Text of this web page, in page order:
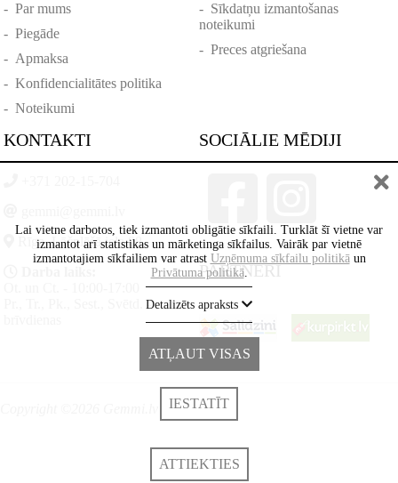
-Par mums
-Piegāde
- Apmaksa
-Konfidencialitātes politika
-Noteikumi
- Sīkdatņu izmantošanas
noteikumi
- Preces atgriešana
KONTAKTI
Rīga, Lāčplēšā iela 88
Pr., Tr., Pk., Sest., Svētd. -
SOCIĀLIE MĒDIJI
PARTNERI
Lai vietne darbotos, tiek izmantoti obligātie sīkfaili. Turklāt šī vietne var
izmantot arī statistikas un mārketinga sīkfailus. Vairāk par vietnē
izmantotajiem sīkfailiem var atrast Uzņēmuma sīkfailu politikāun
Privātuma politikā.
Detalizēts apraksts
ATĻAUT VISAS
IESTATĪT
ATTIEKTIES